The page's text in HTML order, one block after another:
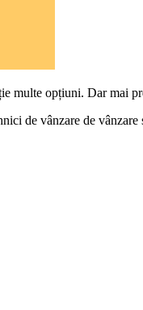
multe opțiuni. Dar mai
de vânzare de